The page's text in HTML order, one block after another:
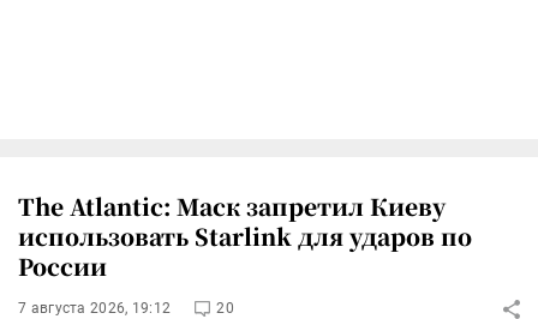
The Atlantic: Маск запретил Киеву
использовать Starlink для ударов по
России
7 августа 2026, 19:12 20